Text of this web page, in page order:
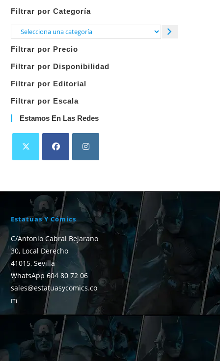
Filtrar por Categoría
Selecciona
categoría
Filtrar por Precio
Filtrar por Disponibilidad
Filtrar por Editorial
Filtrar por Escala
Estamos En Las Redes
Estatuas Y Cómics
C/Antonio Cabral Bejarano
30, Local Derecho
41015, Sevilla
WhatsApp 604 80 72 06
sales@estatuasycomics.co
m